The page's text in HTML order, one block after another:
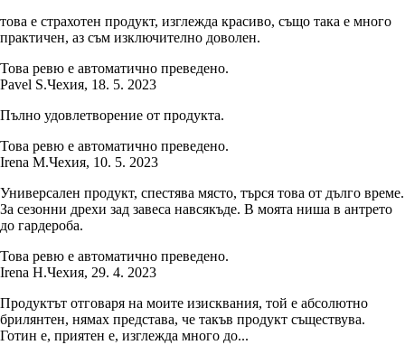
това е страхотен продукт, изглежда красиво, също така е много
практичен, аз съм изключително доволен.
Това ревю е автоматично преведено.
Pavel S.Чехия, 18. 5. 2023
Пълно удовлетворение от продукта.
Това ревю е автоматично преведено.
Irena M.Чехия, 10. 5. 2023
Универсален продукт, спестява място, търся това от дълго време.
За сезонни дрехи зад завеса навсякъде. В моята ниша в антрето
до гардероба.
Това ревю е автоматично преведено.
Irena H.Чехия, 29. 4. 2023
Продуктът отговаря на моите изисквания, той е абсолютно
брилянтен, нямах представа, че такъв продукт съществува.
Готин е, приятен е, изглежда много до...